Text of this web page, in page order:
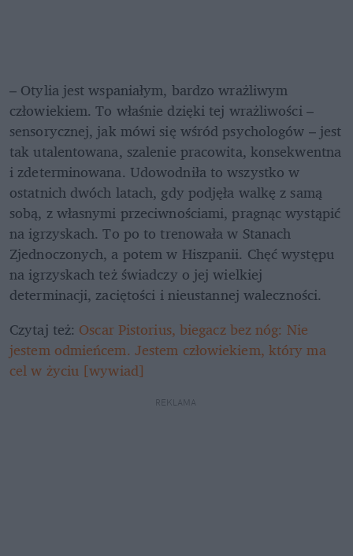
– Otylia jest wspaniałym, bardzo wrażliwym
człowiekiem. To właśnie dzięki tej wrażliwości –
sensorycznej, jak mówi się wśród psychologów – jest
tak utalentowana, szalenie pracowita, konsekwentna
i zdeterminowana. Udowodniła to wszystko w
ostatnich dwóch latach, gdy podjęła walkę z samą
sobą, z własnymi przeciwnościami, pragnąc wystąpić
na igrzyskach. To po to trenowała w Stanach
Zjednoczonych, a potem w Hiszpanii. Chęć występu
na igrzyskach też świadczy o jej wielkiej
determinacji, zaciętości i nieustannej waleczności.
Czytaj też: Oscar Pistorius, biegacz bez nóg: Nie
jestem odmieńcem. Jestem człowiekiem, który ma
cel w życiu [wywiad]
REKLAMA